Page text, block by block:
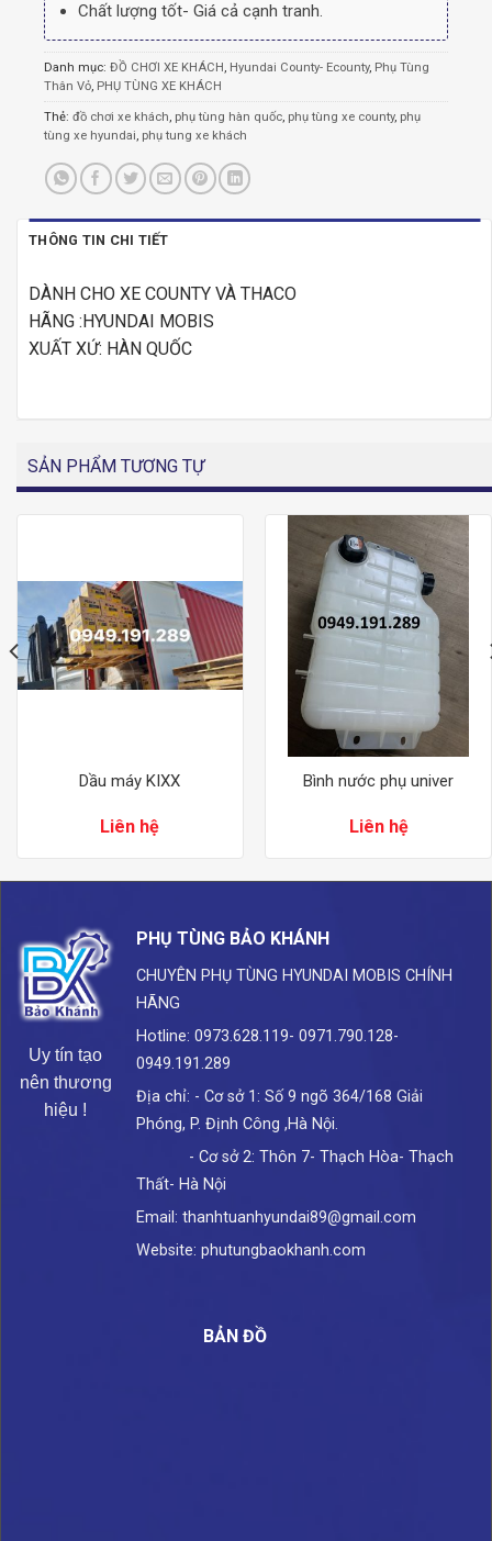
Chất lượng tốt- Giá cả cạnh tranh.
Danh mục: ĐỒ CHƠI XE KHÁCH , Hyundai County- Ecounty, Phụ Tùng
Thân Vỏ, PHỤ TÙNG XE KHÁCH
Thẻ: đồ chơi xe khách, phụ tùng hàn quốc, phụ tùng xe county, phụ
tùng xe hyundai, phụ tung xe khách
THÔNG TIN CHI TIẾT
DÀNH CHO XE COUNTY VÀ THACO
HÃNG :HYUNDAI MOBIS
XUẤT XỨ: HÀN QUỐC
SẢN PHẨM TƯƠNG TỰ
Dầu máy KIXX
Liên hệ
Bình nước phụ univer
Liên hệ
Uy tín tạo
nên thương
hiệu !
PHỤ TÙNG BẢO KHÁNH
CHUYÊN PHỤ TÙNG HYUNDAI MOBIS CHÍNH
HÃNG
Hotline: 0973.628.119- 0971.790.128-
0949.191.289
Địa chỉ: - Cơ sở 1: Số 9 ngõ 364/168 Giải
Phóng, P. Định Công ,Hà Nội.
- Cơ sở 2: Thôn 7- Thạch Hòa- Thạch
Thất- Hà Nội
Email: thanhtuanhyundai89@gmail.com
Website: phutungbaokhanh.com
BẢN ĐỒ